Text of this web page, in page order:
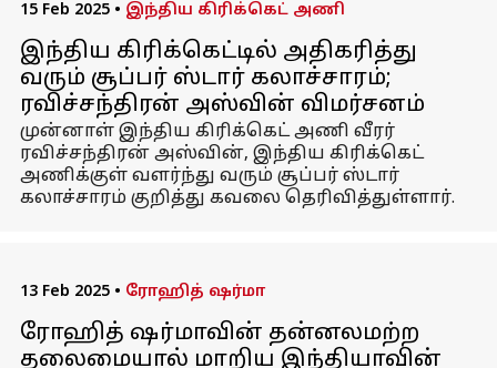
15 Feb 2025 • இந்திய கிரிக்கெட் அணி
இந்திய கிரிக்கெட்டில் அதிகரித்து
வரும் சூப்பர் ஸ்டார் கலாச்சாரம்;
ரவிச்சந்திரன் அஸ்வின் விமர்சனம்
முன்னாள் இந்திய கிரிக்கெட் அணி வீரர்
ரவிச்சந்திரன் அஸ்வின், இந்திய கிரிக்கெட்
அணிக்குள் வளர்ந்து வரும் சூப்பர் ஸ்டார்
கலாச்சாரம் குறித்து கவலை தெரிவித்துள்ளார்.
13 Feb 2025 • ரோஹித் ஷர்மா
ரோஹித் ஷர்மாவின் தன்னலமற்ற
தலைமையால் மாறிய இந்தியாவின்